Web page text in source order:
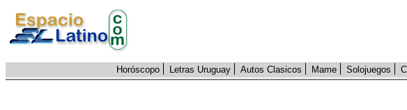
Horóscopo Letras Uruguay Autos Clasicos Mame Solojuegos